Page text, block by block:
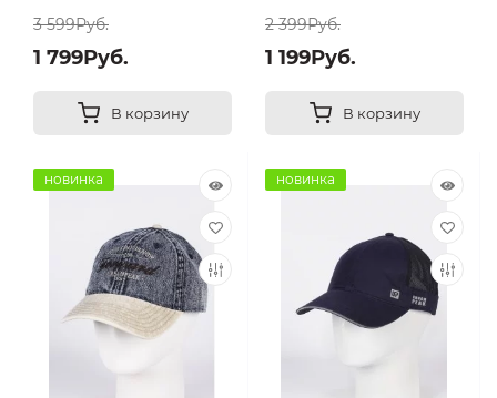
3 599Руб.
1 799Руб.
В корзину
2 399Руб.
1 199Руб.
В корзину
новинка новинка